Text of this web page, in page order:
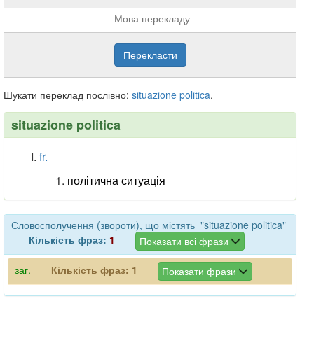
Мова перекладу
Шукати переклад послівно: situazione politica.
situazione politica
fr.
політична ситуація
Словосполучення (звороти), що містять "situazione politica"
Кількість фраз: 1 Показати всі фрази
заг. Кількість фраз: 1 Показати фрази